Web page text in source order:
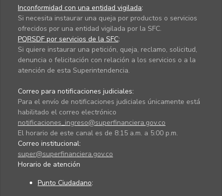
Inconformidad con una entidad vigilada:
Si necesita instaurar una queja por productos o servicios
ofrecidos por una entidad vigilada por la SFC.
PQRSDF por servicios de la SFC:
Si quiere instaurar una petición, queja, reclamo, solicitud,
denuncia o felicitación con relación a los servicios o a la
atención de esta Superintendencia.
Correo para notificaciones judiciales:
Para el envío de notificaciones judiciales únicamente está
habilitado el correo electrónico
notificaciones_ingreso@superfinanciera.gov.co
El horario de este canal es de 8:15 a.m. a 5:00 p.m.
Correo institucional:
super@superfinanciera.gov.co
Horario de atención
Punto Ciudadano: